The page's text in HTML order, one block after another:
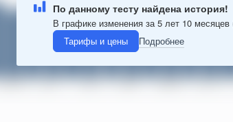
По данному тесту найдена история!
В графике изменения за 5 лет 10
Тарифы и цены
Подробнее